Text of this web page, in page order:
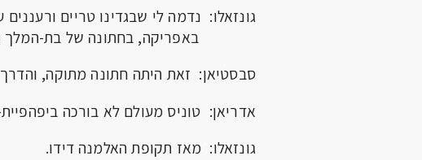
גונזאלו: נדמה לי שבגדינו טריים
באפריקה, בחתונה של בת-המלך
סבסטיאן: זאת היתה חתונה מתוקה,
אדריאן: טוניס מעולם לא בורכה
גונזאלו: מאז תקופת האלמנה דידו.